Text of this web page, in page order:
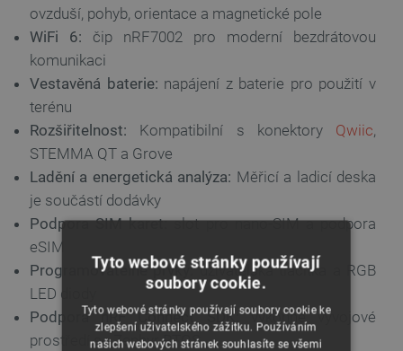
ovzduší, pohyb, orientace a magnetické pole
WiFi 6: čip nRF7002 pro moderní bezdrátovou
komunikaci
Vestavěná baterie: napájení z baterie pro použití v
terénu
Rozšiřitelnost: Kompatibilní s konektory Qwiic,
STEMMA QT a Grove
Ladění a energetická analýza: Měřicí a ladicí deska
je součástí dodávky
Podpora SIM karet:slot pro nano-SIM a podpora
eSIM
Programovatelné prvky:uživatelská tlačítka a RGB
LED diody
Podpora nRF Connect SDK: výkonné vývojové
prostředí se Zephyr RTOS
Tyto webové stránky používají
soubory cookie.
Tyto webové stránky používají soubory cookie ke
zlepšení uživatelského zážitku. Používáním
našich webových stránek souhlasíte se všemi